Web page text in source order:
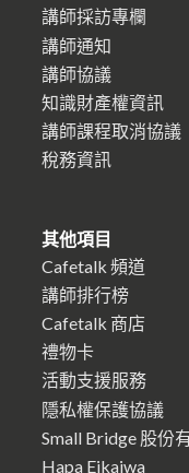
講師採訪專欄
講師通知
講師協議
知識財產權資訊
講師課程取消協議
稅務資訊
其他項目
Cafetalk 頻道
講師排行榜
Cafetalk 商店
禮物卡
活動支援服務
隱私權保護協議
Small Bridge 股份
Hapa Eikaiwa